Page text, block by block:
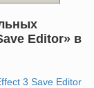
Editor» в
3 Save Editor